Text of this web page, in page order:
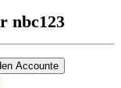
nbc123